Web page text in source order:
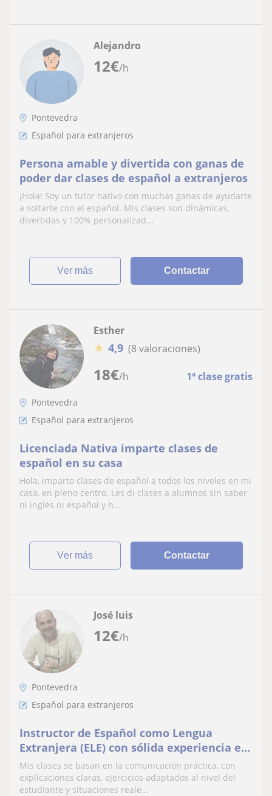
12€/h
Alejandro
Pontevedra
Español para extranjeros
Persona amable y divertida con ganas de
poder dar clases de español a extranjeros
¡Hola! Soy un tutor nativo con muchas ganas de ayudarte
a soltarte con el español. Mis clases son dinámicas,
divertidas y 100% personalizad...
ver más Contactar
18€/h 1ª clase gratis
Esther
★ 4,9 (8 valoraciones)
Pontevedra
Español para extranjeros
Licenciada Nativa imparte clases de
español en su casa
Hola, imparto clases de español a todos los niveles en mi
casa, en pleno centro. Les di clases a alumnos sin saber
ni inglés ni español y h...
ver más Contactar
12€/h
José luis
Pontevedra
Español para extranjeros
Instructor de Español como Lengua
Extranjera (ELE) con sólida experiencia en
formación, comunicación estratégica y
diseño.
Mis clases se basan en la comunicación práctica, con
explicaciones claras, ejercicios adaptados al nivel del
estudiante y situaciones reale...